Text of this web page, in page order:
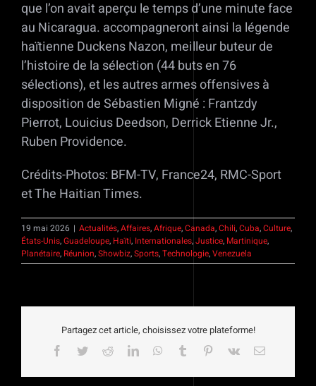
que l’on avait aperçu le temps d’une minute face
au Nicaragua. accompagneront ainsi la légende
haïtienne Duckens Nazon, meilleur buteur de
l’histoire de la sélection (44 buts en 76
sélections), et les autres armes offensives à
disposition de Sébastien Migné : Frantzdy
Pierrot, Louicius Deedson, Derrick Etienne Jr.,
Ruben Providence.
Crédits-Photos: BFM-TV, France24, RMC-Sport
et The Haitian Times.
19 mai 2026 | Actualités,Affaires,Afrique,Canada,Chili,Cuba,Culture,
États-Unis,Guadeloupe, Haïti, Internationales,Justice, Martinique,
Planétaire, Réunion,Showbiz,Sports,Technologie,Venezuela
Partagez cet article, choisissez votre plateforme!
Facebook
TwitterRedditLinkedInWhatsApp
Tumblr Pinterest
Vk Email